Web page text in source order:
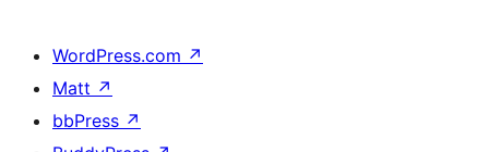
WordPress.com ↗
Matt ↗
bbPress ↗